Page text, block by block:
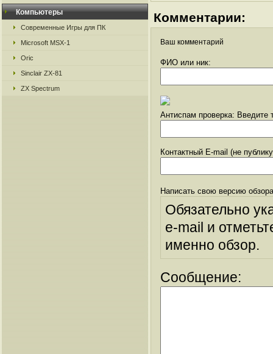
Компьютеры
Современные Игры для ПК
Microsoft MSX-1
Oric
Sinclair ZX-81
ZX Spectrum
Комментарии:
Ваш комментарий
ФИО или ник:
Антиспам проверка: Введите
Контактный E-mail (не
Написать свою версию
Обязательно
e-mail и
именно обзор.
Сообщение: